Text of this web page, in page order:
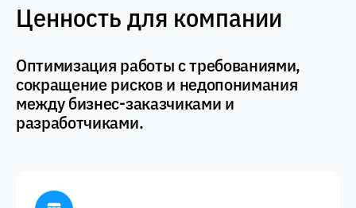
Ценность для компании
Оптимизация работы с требованиями,
сокращение рисков и недопонимания
между бизнес-заказчиками и
разработчиками.